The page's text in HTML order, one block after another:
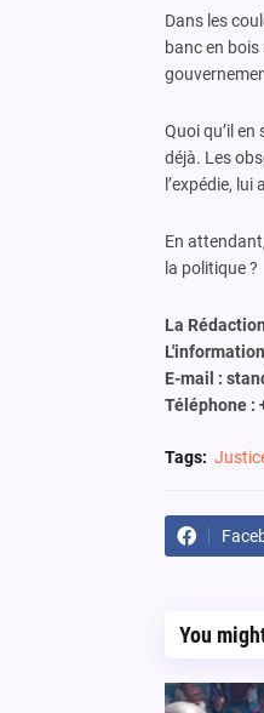
Dans les
banc en bois
Quoi qu’il
déjà. Les
l’expédie,
En
la politique ?
La
E-mail :
Téléphone :
Tags:
You